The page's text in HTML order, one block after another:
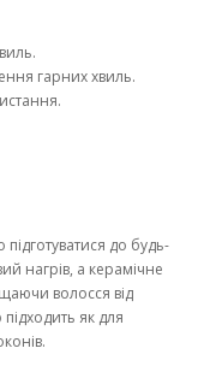
гарних хвиль.
до будь-
нагрів, а керамічне
волосся від
як для